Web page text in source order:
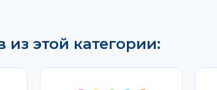
из этой категории: